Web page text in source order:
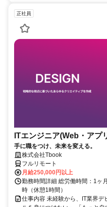
正社員
ITエンジニア(Web・アプ
手に職をつけ、未来を変える。
株式会社Tbook
フルリモート
月給250,000円以上
勤務時間詳細 総労働時間：1ヶ
時（休憩1時間）
仕事内容 未経験から、IT業界デ